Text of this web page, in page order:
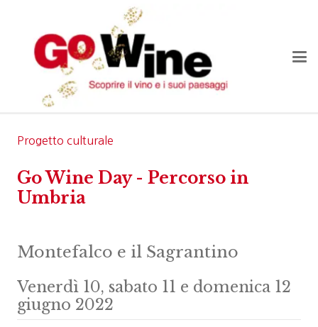
Progetto culturale
Go Wine Day - Percorso in
Umbria
Montefalco e il Sagrantino
Venerdì 10, sabato 11 e domenica 12
giugno 2022